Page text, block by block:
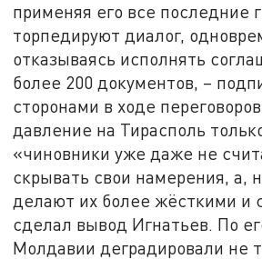
применяя его все последние
торпедируют диалог,
отказываясь исполнять
более 200 документов, –
сторонами в ходе
давление на Тирасполь
«чиновники уже даже не
скрывать свои намерения, а,
делают их более жёсткими и
сделал вывод Игнатьев. По
Молдавии деградировали не